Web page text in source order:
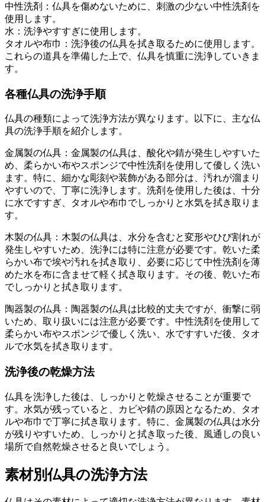
中性洗剤：仏具を傷めないために、刺激の少ない中性洗剤を
使用します。
水：洗浄やすすぎに使用します。
タオルや布巾：洗浄後の仏具を拭き取るために使用します。
これらの道具を準備した上で、仏具を慎重に洗浄していきま
す。
各種仏具の洗浄手順
仏具の種類によって洗浄方法が異なります。以下に、主な仏
具の洗浄手順を紹介します。
金属製の仏具：金属製の仏具は、酸化や錆が発生しやすいた
め、柔らかい布やスポンジで中性洗剤を使用して優しく洗い
ます。特に、細かな彫刻や装飾がある部分は、汚れが溜まり
やすいので、丁寧に洗浄します。洗剤を使用した後は、十分
に水ですすぎ、タオルや布巾でしっかりと水気を拭き取りま
す。
木製の仏具：木製の仏具は、水分を含むと変形やひび割れが
発生しやすいため、洗浄には特に注意が必要です。乾いた柔
らかい布で埃や汚れを拭き取り、必要に応じて中性洗剤を薄
めた水を布に含ませて軽く拭き取ります。その後、乾いた布
でしっかりと拭き取ります。
陶器製の仏具：陶器製の仏具は比較的丈夫ですが、衝撃に弱
いため、取り扱いには注意が必要です。中性洗剤を使用して
柔らかい布やスポンジで優しく洗い、水ですすいだ後、タオ
ルで水気を拭き取ります。
洗浄後の乾燥方法
仏具を洗浄した後は、しっかりと乾燥させることが重要で
す。水気が残っていると、カビや錆の原因となるため、タオ
ルや布巾で丁寧に拭き取ります。特に、金属製の仏具は水分
が残りやすいため、しっかりと拭き取った後、風通しの良い
場所で自然乾燥させると良いでしょう。
素材別仏具の洗浄方法